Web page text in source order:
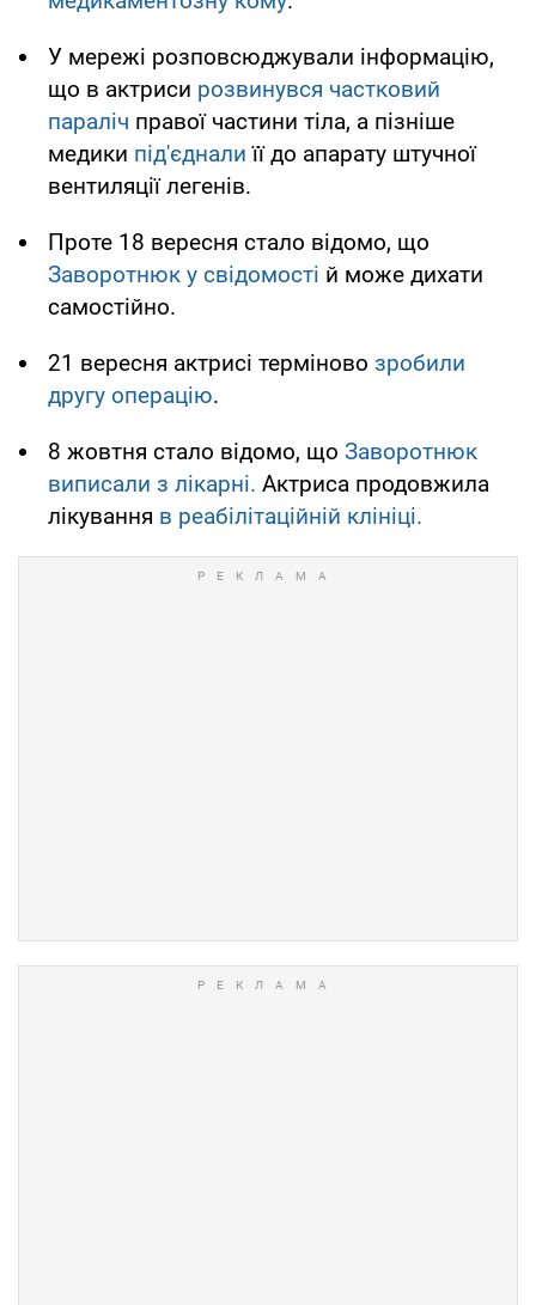
У мережі розповсюджували інформацію,
що в актриси розвинувся частковий
параліч правої частини тіла, а пізніше
медики під'єднали її до апарату штучної
вентиляції легенів.
Проте 18 вересня стало відомо, що
Заворотнюк у свідомості й може дихати
самостійно.
21 вересня актрисі терміново зробили
другу операцію.
8 жовтня стало відомо, що Заворотнюк
виписали з лікарні. Актриса продовжила
лікування в реабілітаційній клініці.